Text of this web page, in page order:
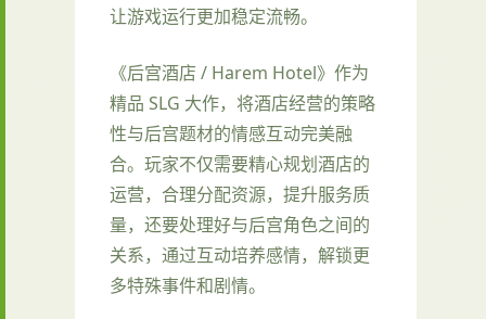
让游戏运行更加稳定流畅。
《后宫酒店 / Harem Hotel》作为
精品 SLG 大作，将酒店经营的策略
性与后宫题材的情感互动完美融
合。玩家不仅需要精心规划酒店的
运营，合理分配资源，提升服务质
量，还要处理好与后宫角色之间的
关系，通过互动培养感情，解锁更
多特殊事件和剧情。